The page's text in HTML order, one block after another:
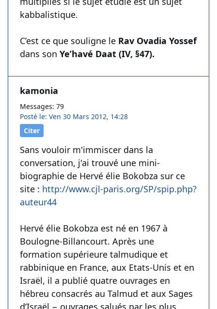
kabbalistique.
C’est ce que souligne le Rav Ovadia Yossef
dans son Ye’havé Daat (IV, §47).
kamonia
Messages: 79
Posté le: Ven 30 Mars 2012, 14:28
Citer
Sans vouloir m'immiscer dans la
conversation, j'ai trouvé une mini-
biographie de Hervé élie Bokobza sur ce
site : http://www.cjl-paris.org/SP/spip.php?
auteur44
Hervé élie Bokobza est né en 1967 à
Boulogne-Billancourt. Après une
formation supérieure talmudique et
rabbinique en France, aux Etats-Unis et en
Israël, il a publié quatre ouvrages en
hébreu consacrés au Talmud et aux Sages
d’Israël − ouvrages salués par les plus